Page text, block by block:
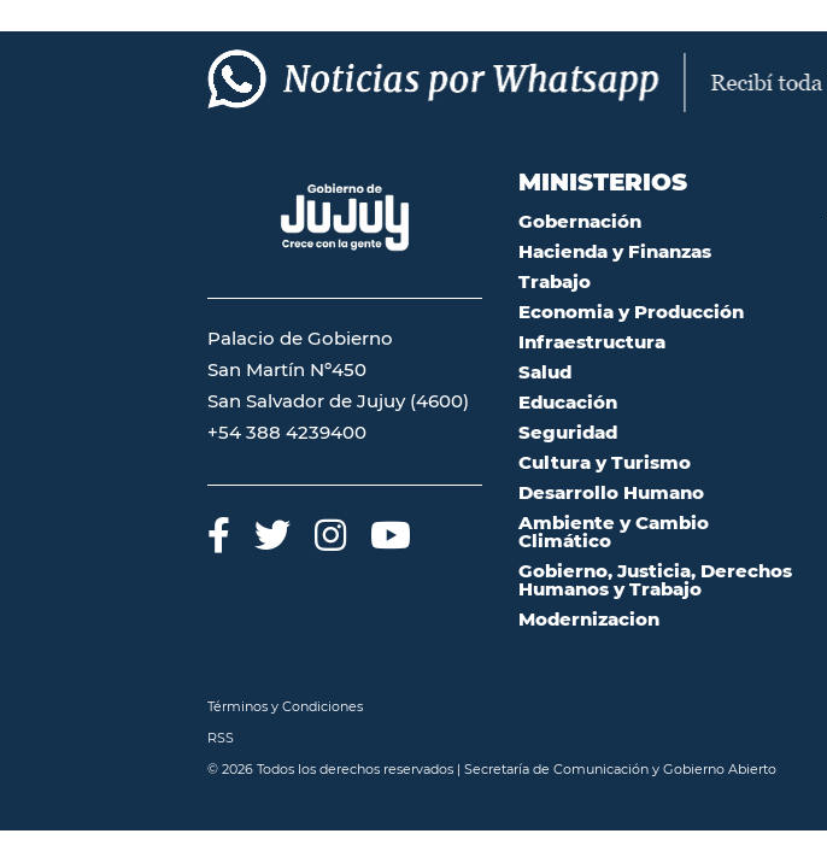
Palacio de Gobierno
San Martín Nº450
San Salvador de Jujuy (4600)
+54 388 4239400
MINISTERIOS
Gobernación
Hacienda y Finanzas
Trabajo
Economia y Producción
Infraestructura
Salud
Educación
Seguridad
Cultura y Turismo
Desarrollo Humano
Ambiente y Cambio
Climático
Gobierno, Justicia, Derechos
Humanos y Trabajo
Modernizacion
Términos y Condiciones
RSS
© 2026 Todos los derechos reservados | Secretaría de Comunicación y Gobierno Abierto